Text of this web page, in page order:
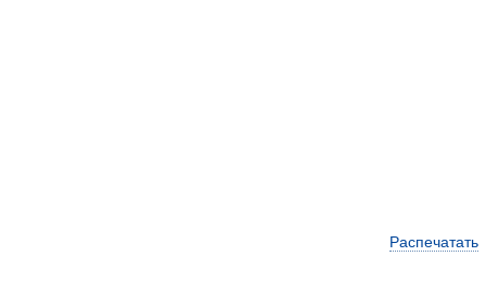
Распечатать